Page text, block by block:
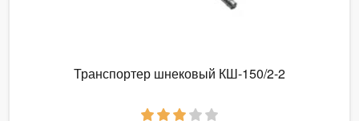
Транспортер шнековый КШ-150/2-2